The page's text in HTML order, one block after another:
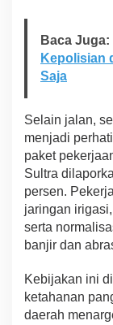
Baca Juga:
Kepolisian
Saja
Selain jalan,
menjadi
paket
Sultra
persen.
jaringan
serta
banjir dan
Kebijakan ini
ketahanan
daerah